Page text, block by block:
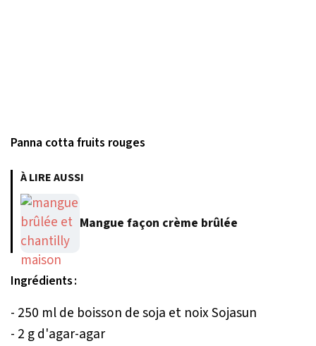
Panna cotta fruits rouges
À LIRE AUSSI
Mangue façon crème brûlée
Ingrédients :
- 250 ml de boisson de soja et noix Sojasun
- 2 g d'agar-agar